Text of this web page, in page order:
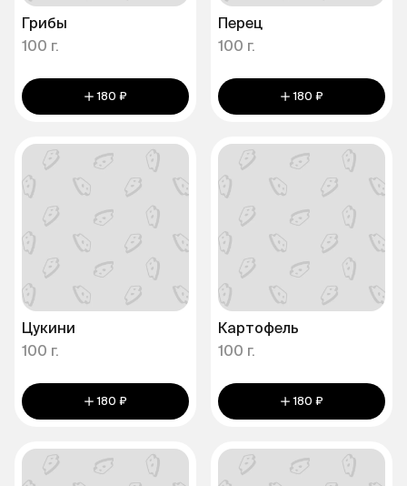
Грибы
100 г.
180 ₽
Перец
100 г.
180 ₽
Цукини
100 г.
180 ₽
Картофель
100 г.
180 ₽